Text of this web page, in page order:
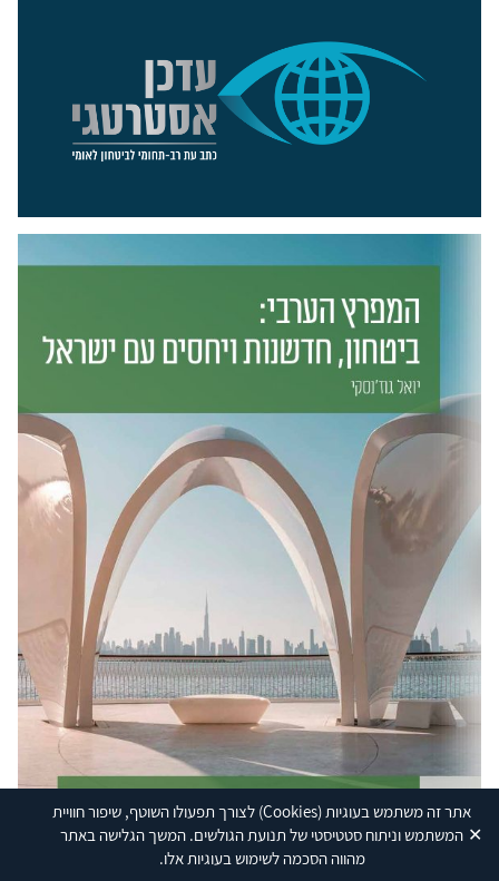
אתר זה משתמש בעוגיות(Cookies) לצורך תפעולו השוטף, שיפור חוויית
המשתמש וניתוח סטטיסטי של תנועת הגולשים. המשך הגלישה באתר
מהווה הסכמה לשימוש בעוגיות אלו.
✕